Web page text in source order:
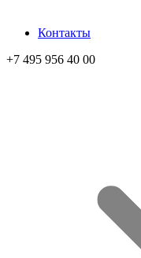
Контакты
+7 495 956 40 00